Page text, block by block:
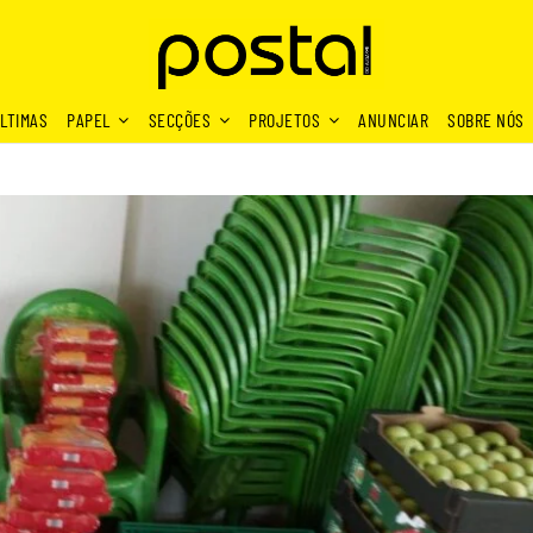
PAPEL SECÇÕES PROJETOS ANUNCIAR SOBRE NÓS